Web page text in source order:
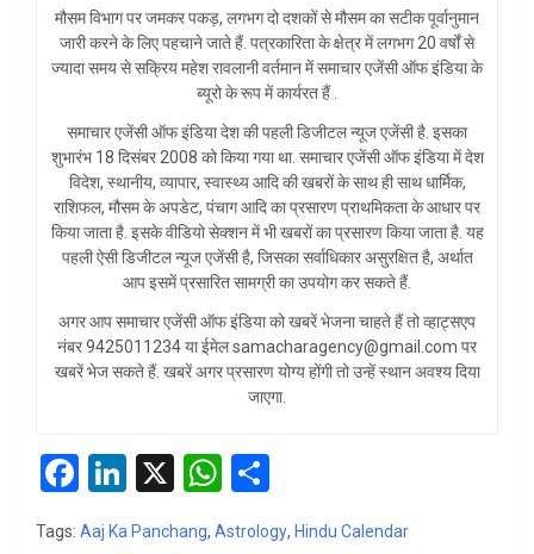
मौसम विभाग पर जमकर पकड़, लगभग दो दशकों से मौसम का सटीक पूर्वानुमान
जारी करने के लिए पहचाने जाते हैं. पत्रकारिता के क्षेत्र में लगभग 20 वर्षों से
ज्यादा समय से सक्रिय महेश रावलानी वर्तमान में समाचार एजेंसी ऑफ इंडिया के
ब्यूरो के रूप में कार्यरत हैं .
समाचार एजेंसी ऑफ इंडिया देश की पहली डिजीटल न्यूज एजेंसी है. इसका
शुभारंभ 18 दिसंबर 2008 को किया गया था. समाचार एजेंसी ऑफ इंडिया में देश
विदेश, स्थानीय, व्यापार, स्वास्थ्य आदि की खबरों के साथ ही साथ धार्मिक,
राशिफल, मौसम के अपडेट, पंचाग आदि का प्रसारण प्राथमिकता के आधार पर
किया जाता है. इसके वीडियो सेक्शन में भी खबरों का प्रसारण किया जाता है. यह
पहली ऐसी डिजीटल न्यूज एजेंसी है, जिसका सर्वाधिकार असुरक्षित है, अर्थात
आप इसमें प्रसारित सामग्री का उपयोग कर सकते हैं.
अगर आप समाचार एजेंसी ऑफ इंडिया को खबरें भेजना चाहते हैं तो व्हाट्सएप
नंबर 9425011234 या ईमेल samacharagency@gmail.com पर
खबरें भेज सकते हैं. खबरें अगर प्रसारण योग्य होंगी तो उन्हें स्थान अवश्य दिया
जाएगा.
F
Li
X
W
Tags: Aaj Ka Panchang, Astrology, Hindu Calendar